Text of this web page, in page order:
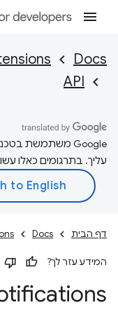
Docs
API
עליך. בתרגומים כאלו
דף הבית Docs
המידע עזר לך?